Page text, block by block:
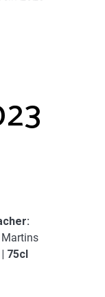
75cl